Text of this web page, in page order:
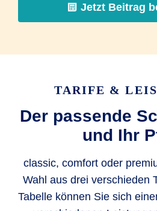
Jetzt Beitrag
TARIFE &
Der passende
und Ihr
classic, comfort oder
Wahl aus drei verschieden
Tabelle können Sie sich